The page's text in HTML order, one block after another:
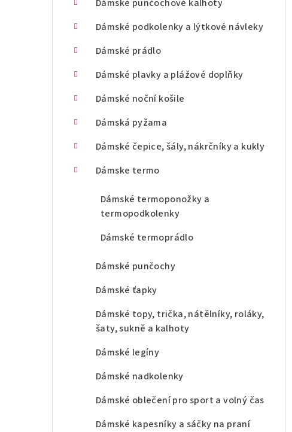
Dámské punčochové kalhoty
Dámské podkolenky a lýtkové návleky
Dámské prádlo
Dámské plavky a plážové doplňky
Dámské noční košile
Dámská pyžama
Dámské čepice, šály, nákrčníky a kukly
Dámske termo
Dámské termoponožky a
termopodkolenky
Dámské termoprádlo
Dámské punčochy
Dámské ťapky
Dámské topy, trička, nátělníky, roláky,
šaty, sukně a kalhoty
Dámské legíny
Dámské nadkolenky
Dámské oblečení pro sport a volný čas
Dámské kapesníky a sáčky na praní